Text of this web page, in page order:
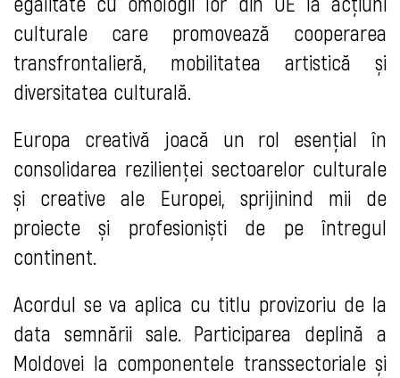
culturale care promovează cooperarea
transfrontalieră, mobilitatea artistică și
diversitatea culturală.
Europa creativă joacă un rol esențial în
consolidarea rezilienței sectoarelor culturale
și creative ale Europei, sprijinind mii de
proiecte și profesioniști de pe întregul
continent.
Acordul se va aplica cu titlu provizoriu de la
data semnării sale. Participarea deplină a
Moldovei la componentele transsectoriale și